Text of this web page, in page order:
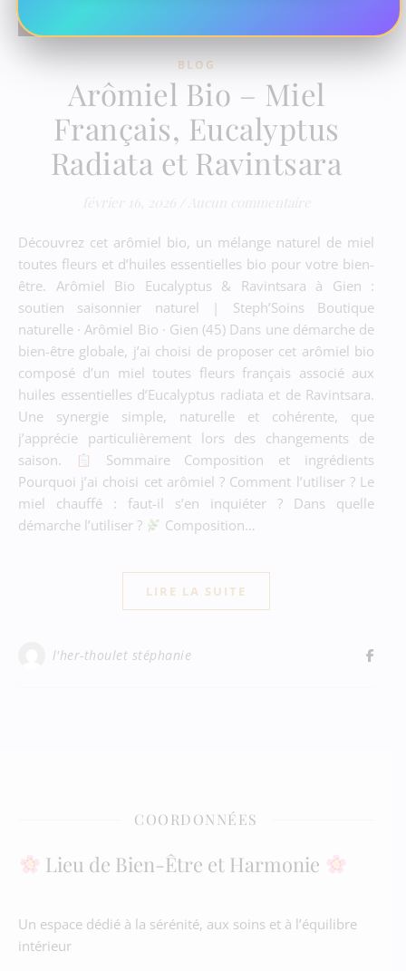
BLOG
Arômiel Bio – Miel
Français, Eucalyptus
Radiata et Ravintsara
février 16, 2026 Aucun commentaire
Découvrez cet arômiel bio, un mélange naturel de miel
toutes fleurs et d’huiles essentielles bio pour votre bien-
être. Arômiel Bio Eucalyptus & Ravintsara à Gien :
soutien saisonnier naturel | Steph’Soins Boutique
naturelle · Arômiel Bio · Gien (45) Dans une démarche de
bien-être globale, j’ai choisi de proposer cet arômiel bio
composé d’un miel toutes fleurs français associé aux
huiles essentielles d’Eucalyptus radiata et de Ravintsara.
Une synergie simple, naturelle et cohérente, que
j’apprécie particulièrement lors des changements de
saison.
Sommaire Composition et ingrédients
Pourquoi j’ai choisi cet arômiel ? Comment l’utiliser ? Le
miel chauffé : faut-il s’en inquiéter ? Dans quelle
démarche l’utiliser ?
Composition…
LIRE LA SUITE
l'her-thoulet stéphanie
COORDONNÉES
Lieu de Bien-Être et Harmonie
Un espace dédié à la sérénité, aux soins et à l’équilibre
intérieur